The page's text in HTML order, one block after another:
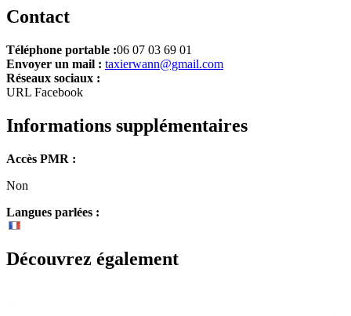
Contact
Téléphone portable :06 07 03 69 01
Envoyer un mail : taxierwann@gmail.com
Réseaux sociaux :
URL Facebook
Informations supplémentaires
Accès PMR :
Non
Langues parlées :
Découvrez également